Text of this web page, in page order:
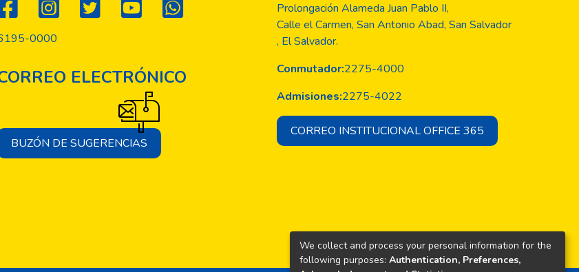
0000
ELECTRÓNICO
BUZÓN DE SUGERENCIAS
Prolongación Alameda Juan Pablo II,
Calle el Carmen, San Antonio Abad, San Salvador
, El Salvador.
Conmutador:2275-4000
Admisiones:2275-4022
CORREO INSTITUCIONAL OFFICE 365
We collect and process your personal information for the
following purposes: Authentication, Preferences,